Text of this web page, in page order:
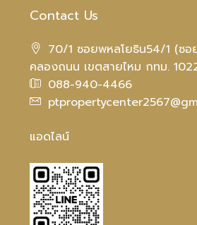
Contact Us
70/1 ซอยพหลโยธิน54/1 (ซอ
คลองถนน เขตสายไหม กทม.
088-940-4466
แอดไลน์